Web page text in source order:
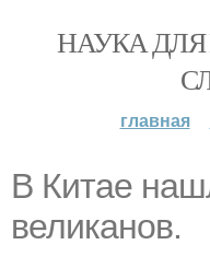
НАУКА
главная
В Китае
великанов.